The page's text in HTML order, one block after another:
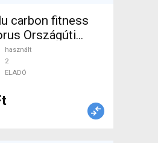
carbon fitness
Országúti
használt
2
ELADÓ